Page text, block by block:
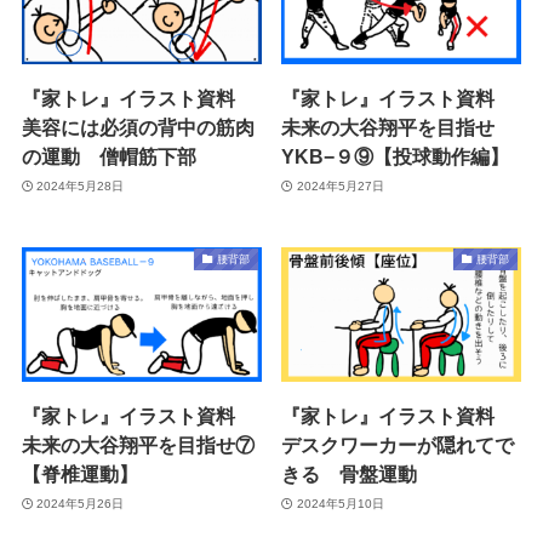
『家トレ』イラスト資料
美容には必須の背中の筋肉
の運動 僧帽筋下部
2024年5月28日
『家トレ』イラスト資料
未来の大谷翔平を目指せ
YKB−９⑨【投球動作編】
2024年5月27日
腰背部
『家トレ』イラスト資料
未来の大谷翔平を目指せ⑦
【脊椎運動】
2024年5月26日
腰背部
『家トレ』イラスト資料
デスクワーカーが隠れてで
きる 骨盤運動
2024年5月10日